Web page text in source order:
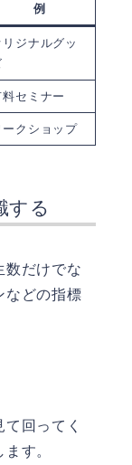
例
リジナルグッ
料セミナー
ークショップ
する
数だけでな
などの指標
回ってく
す。